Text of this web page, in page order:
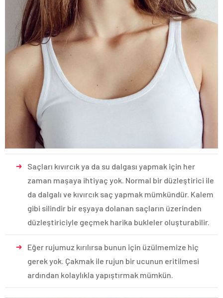
Saçları kıvırcık ya da su dalgası yapmak için her
zaman maşaya ihtiyaç yok. Normal bir düzleştirici ile
da dalgalı ve kıvırcık saç yapmak mümkündür. Kalem
gibi silindir bir eşyaya dolanan saçların üzerinden
düzleştiriciyle geçmek harika bukleler oluşturabilir.
Eğer rujumuz kırılırsa bunun için üzülmemize hiç
gerek yok. Çakmak ile rujun bir ucunun eritilmesi
ardından kolaylıkla yapıştırmak mümkün.